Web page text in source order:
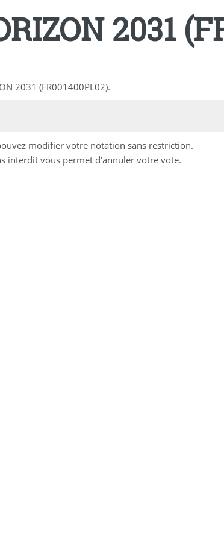
2031
2031 (FR001400PL02).
modifier votre notation sans restriction.
interdit vous permet d'annuler votre vote.